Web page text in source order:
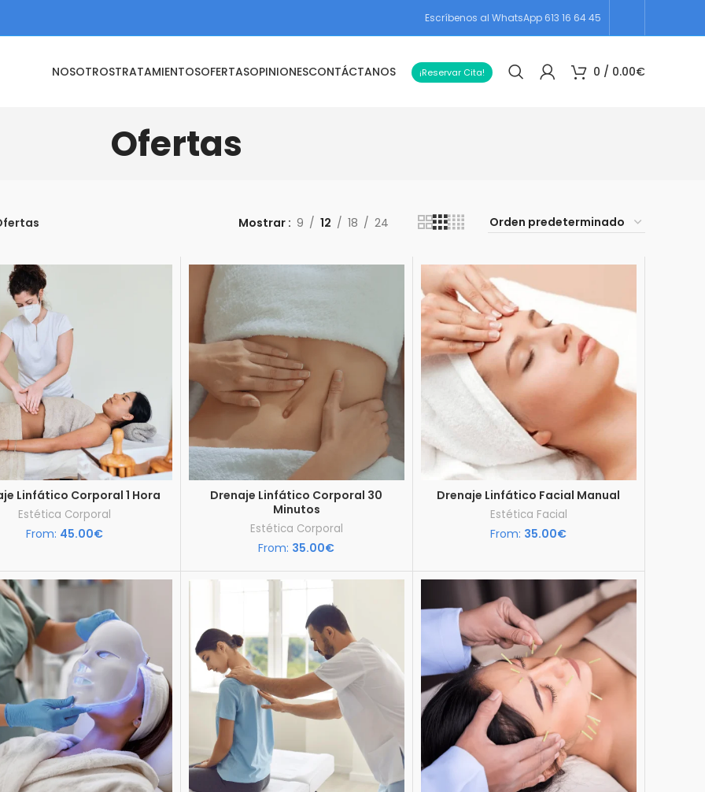
Escríbenos al WhatsApp 613 16 64 45
NOSOTROSTRATAMIENTOSOFERTASOPINIONESCONTÁCTANOS ¡Reservar Cita! 0 / 0.00€
Ofertas
Mostrar 9 12 18 24
Linfático Corporal 1 Hora
Estética Corporal
From: 45.00€
Drenaje Linfático Corporal 30
Minutos
Estética Corporal
From: 35.00€
Drenaje Linfático Facial Manual
Estética Facial
From: 35.00€